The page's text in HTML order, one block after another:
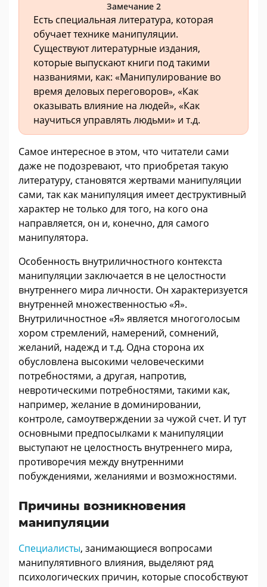
Замечание 2
Есть специальная литература, которая
обучает технике манипуляции.
Существуют литературные издания,
которые выпускают книги под такими
названиями, как: «Манипулирование во
время деловых переговоров», «Как
оказывать влияние на людей», «Как
научиться управлять людьми» и т.д.
Самое интересное в этом, что читатели сами
даже не подозревают, что приобретая такую
литературу, становятся жертвами манипуляции
сами, так как манипуляция имеет деструктивный
характер не только для того, на кого она
направляется, он и, конечно, для самого
манипулятора.
Особенность внутриличностного контекста
манипуляции заключается в не целостности
внутреннего мира личности. Он характеризуется
внутренней множественностью «Я».
Внутриличностное «Я» является многоголосым
хором стремлений, намерений, сомнений,
желаний, надежд и т.д. Одна сторона их
обусловлена высокими человеческими
потребностями, а другая, напротив,
невротическими потребностями, такими как,
например, желание в доминировании,
контроле, самоутверждении за чужой счет. И тут
основными предпосылками к манипуляции
выступают не целостность внутреннего мира,
противоречия между внутренними
побуждениями, желаниями и возможностями.
Причины возникновения
манипуляции
Специалисты, занимающиеся вопросами
манипулятивного влияния, выделяют ряд
психологических причин, которые способствуют